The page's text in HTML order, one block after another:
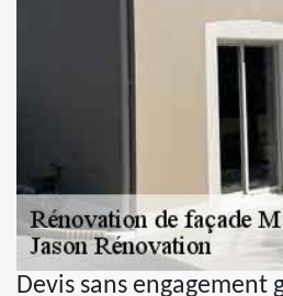
Devis sans engagement